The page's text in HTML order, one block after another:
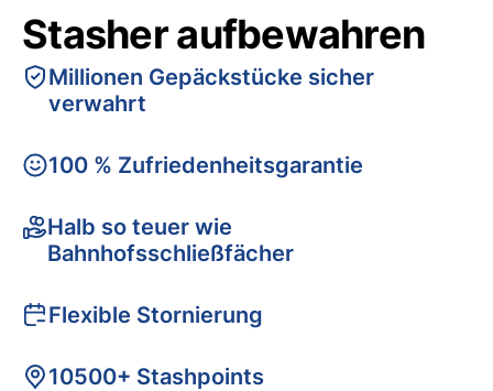
Stasher aufbewahren
Millionen Gepäckstücke sicher
verwahrt
100 % Zufriedenheitsgarantie
Halb so teuer wie
Bahnhofsschließfächer
Flexible Stornierung
10500+ Stashpoints